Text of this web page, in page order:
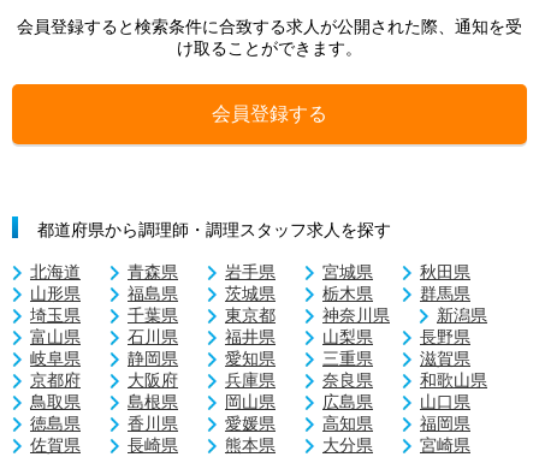
会員登録すると検索条件に合致する求人が公開された際、通知を受
け取ることができます。
会員登録する
都道府県から調理師・調理スタッフ求人を探す
北海道 青森県 岩手県 宮城県
秋田県
山形県
福島県 茨城県 栃木県
群馬県
埼玉県
千葉県 東京都 神奈川県
新潟県
富山県
石川県 福井県 山梨県
長野県
岐阜県
静岡県 愛知県 三重県
滋賀県
京都府
大阪府 兵庫県 奈良県
和歌山県
鳥取県
島根県 岡山県 広島県
山口県
徳島県
香川県 愛媛県 高知県
福岡県
佐賀県
長崎県 熊本県 大分県
宮崎県